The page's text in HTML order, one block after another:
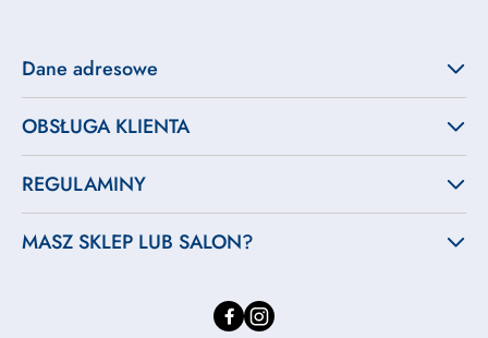
Dane adresowe
OBSŁUGA KLIENTA
REGULAMINY
MASZ SKLEP LUB SALON?